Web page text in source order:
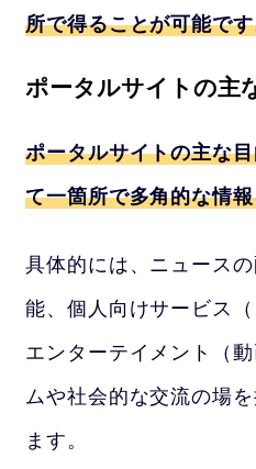
所で得ることが可能で
ポータルサイトの主
ポータルサイトの主な
て一箇所で多角的な情
具体的には、ニュース
能、個人向けサービス
エンターテイメント（
ムや社会的な交流の場
ます。